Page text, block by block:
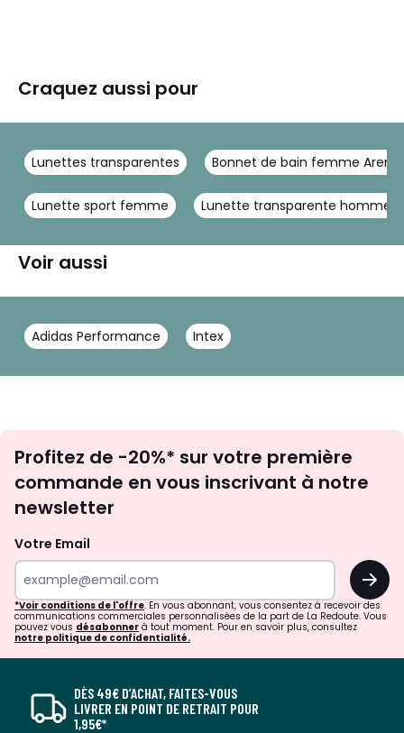
Craquez aussi pour
Lunettes transparentes Bonnet de bain femme Arena
Lunette sport femme Lunette transparente homme
Voir aussi
Adidas Performance Intex
newsletter
Profitez de -20%* sur votre première
commande en vous inscrivant à notre
newsletter
Votre Email
OK
*Voir conditions de l'offre. En vous abonnant, vous consentez à recevoir des
communications commerciales personnalisées de la part de La Redoute. Vous
pouvez vous désabonner à tout moment. Pour en savoir plus, consultez
notre politique de confidentialité.
DÈS 49€ D’ACHAT, FAITES-VOUS
LIVRER EN POINT DE RETRAIT POUR
1,95€*